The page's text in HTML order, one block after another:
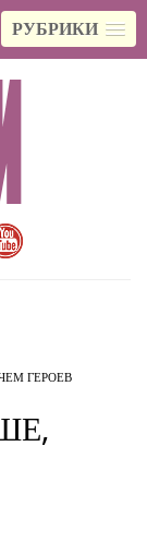
РУБРИКИ
ГЕРОЕВ